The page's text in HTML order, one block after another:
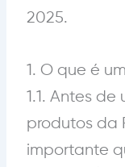
2025.
1. O que é
1.1. Antes
produtos da
importante